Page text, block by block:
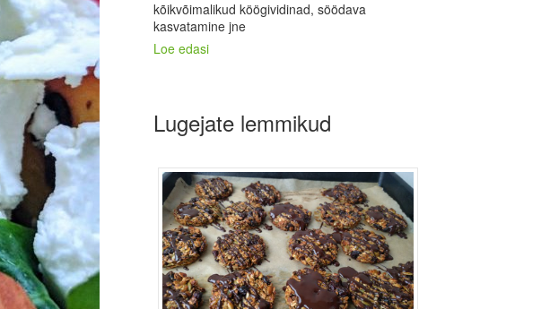
kõikvõimalikud köögividinad, söödava
kasvatamine jne
Loe edasi
Lugejate lemmikud